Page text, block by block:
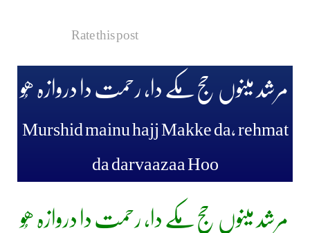
Rate this post
مرشد مینوں حج مکے دا، رحمت دا دروازہ ھُو
Murshid mainu hajj Makke da, rehmat
da darvaazaa Hoo
مرشد مینوں حج مکے دا، رحمت دا دروازہ ھُو